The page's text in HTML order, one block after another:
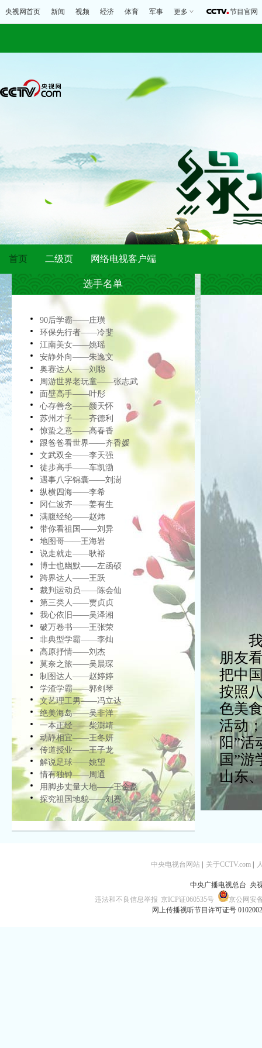
央视网首页 新闻 视频 经济 体育 军事 更多 节目官网
首页 二级页 网络电视客户端
选手名单
90后学霸——庄璜
环保先行者——冷斐
江南美女——姚瑶
安静外向——朱逸文
奥赛达人——刘聪
周游世界老玩童——张志武
面壁高手——叶彤
心存善念——颜天怀
苏州才子——齐德利
惊蛰之意——高春香
跟爸爸看世界——齐香媛
文武双全——李天强
徒步高手——车凯渤
遇事八字锦囊——刘澍
纵横四海——李希
冈仁波齐——姜有生
满腹经纶——赵炜
带你看祖国——刘异
地图哥——王海岩
说走就走——耿裕
博士也幽默——左函硕
跨界达人——王跃
裁判运动员——陈会仙
第三类人——贾贞贞
我心依旧——吴泽湘
破万卷书——王张荣
非典型学霸——李灿
高原抒情——刘杰
莫奈之旅——吴晨琛
制图达人——赵婷婷
学渣学霸——郭剑琴
文艺理工男——冯立达
绝美海岛——吴非洋
一本正经——柴澍靖
动静相宜——王冬妍
传道授业——王子龙
解说足球——姚望
情有独钟——周通
用脚步丈量大地——王金磊
探究祖国地貌——刘赛
我
朋友
把中
按照
色美
活动
阳”活
国”游
山东
中央电视台网站 关于CCTV.com
中央广播电视总台 央
违法和不良信息举报 京ICP证060535号
京公网安
网上传播视听节目许可证号